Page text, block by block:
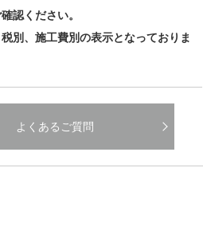
認ください。
別、施工費別の表示となっておりま
よくあるご質問